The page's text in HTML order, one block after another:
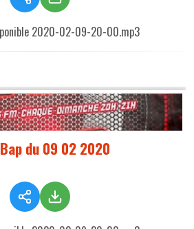
2020-02-09-20-00.mp3
du 09 02 2020